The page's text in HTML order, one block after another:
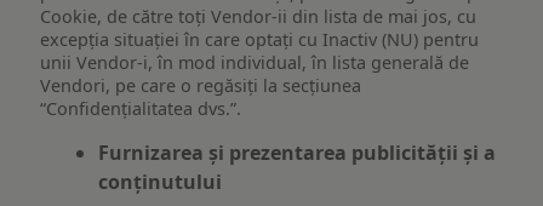
Cookie, de către toți Vendor-ii din lista de mai jos, cu
excepția situației în care optați cu Inactiv (NU) pentru
unii Vendor-i, în mod individual, în lista generală de
Vendori, pe care o regăsiți la secțiunea
“Confidențialitatea dvs.”.
Furnizarea și prezentarea publicității și a
conținutului